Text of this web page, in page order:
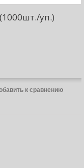
уп.)
к сравнению